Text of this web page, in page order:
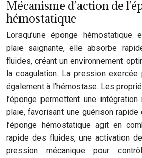
Mécanisme d’action de
hémostatique
Lorsqu’une éponge hémostatique
plaie saignante, elle absorbe
fluides, créant un environnement
la coagulation. La pression exercée
également à l’hémostase. Les
l’éponge permettent une
plaie, favorisant une guérison rapide
l’éponge hémostatique agit en
rapide des fluides, une activation
pression mécanique pour